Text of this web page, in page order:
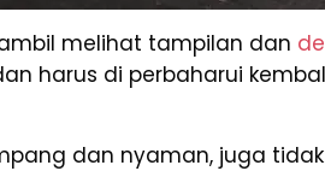
melihat tampilan dan
harus di perbaharui
dan nyaman, juga